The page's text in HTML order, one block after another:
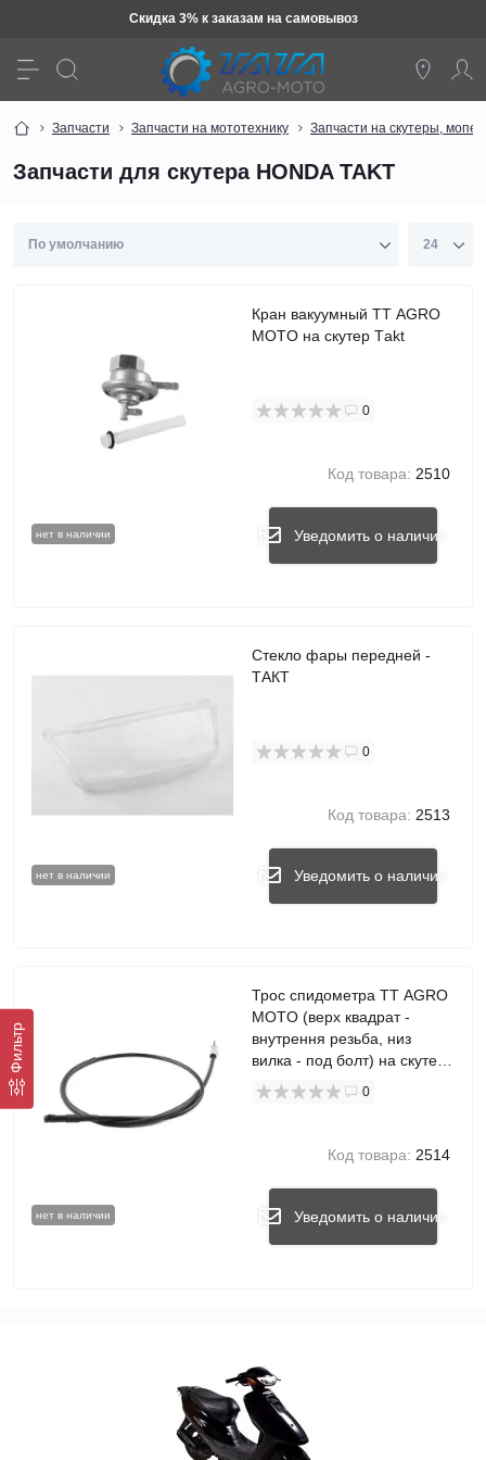
Скидка 3% к заказам на самовывоз
Запчасти Запчасти на мототехнику Запчасти на скутеры,
Запчасти для скутера HONDA TAKT
Фильтр
нет в наличии
Кран вакуумный TT AGRO
MOTO на скутер Тakt
0
Код товара: 2510
Уведомить о наличии
нет в наличии
Стекло фары передней -
ТАКТ
0
Код товара: 2513
Уведомить о наличии
нет в наличии
Трос спидометра TT AGRO
MOTO (верх квадрат -
внутрення резьба, низ
вилка - под болт) на скутер
ТАКТ, L-1070 мм
0
Код товара: 2514
Уведомить о наличии